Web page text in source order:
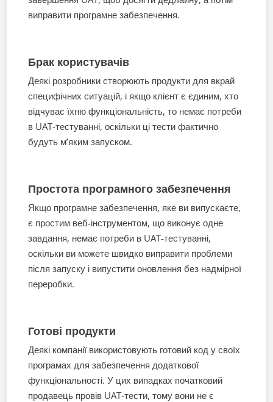
виправити програмне забезпечення.
Брак користувачів
Деякі розробники створюють продукти для вкрай
специфічних ситуацій, і якщо клієнт є єдиним, хто
відчуває їхню функціональність, то немає потреби
в UAT-тестуванні, оскільки ці тести фактично
будуть м’яким запуском.
Простота програмного забезпечення
Якщо програмне забезпечення, яке ви випускаєте,
є простим веб-інструментом, що виконує одне
завдання, немає потреби в UAT-тестуванні,
оскільки ви можете швидко виправити проблеми
після запуску і випустити оновлення без надмірної
переробки.
Готові продукти
Деякі компанії використовують готовий код у своїх
програмах для забезпечення додаткової
функціональності. У цих випадках початковий
продавець провів UAT-тести, тому вони не є